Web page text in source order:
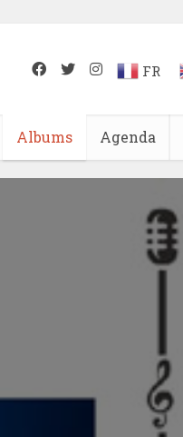
FR
Albums Agenda